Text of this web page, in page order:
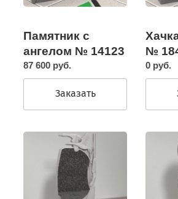
Памятник с
ангелом № 14123
87 600 руб.
Заказать
№
0 руб.